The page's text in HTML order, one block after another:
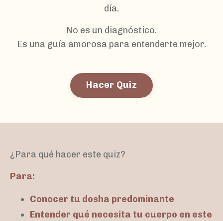
día.
No es un diagnóstico.
Es una guía amorosa para entenderte mejor.
Hacer Quiz
¿Para qué hacer este quiz?
Para:
Conocer tu dosha predominante
Entender qué necesita tu cuerpo en este